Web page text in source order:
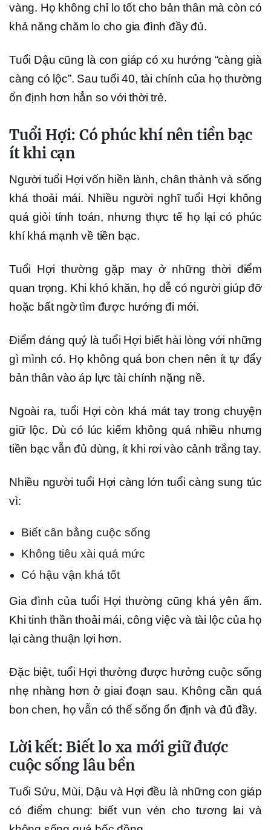
vàng. Họ không chỉ lo tốt cho bản thân mà còn có
khả năng chăm lo cho gia đình đầy đủ.
Tuổi Dậu cũng là con giáp có xu hướng “càng già
càng có lộc”. Sau tuổi 40, tài chính của họ thường
ổn định hơn hẳn so với thời trẻ.
Tuổi Hợi: Có phúc khí nên tiền bạc
ít khi cạn
Người tuổi Hợi vốn hiền lành, chân thành và sống
khá thoải mái. Nhiều người nghĩ tuổi Hợi không
quá giỏi tính toán, nhưng thực tế họ lại có phúc
khí khá mạnh về tiền bạc.
Tuổi Hợi thường gặp may ở những thời điểm
quan trọng. Khi khó khăn, họ dễ có người giúp đỡ
hoặc bất ngờ tìm được hướng đi mới.
Điểm đáng quý là tuổi Hợi biết hài lòng với những
gì mình có. Họ không quá bon chen nên ít tự đẩy
bản thân vào áp lực tài chính nặng nề.
Ngoài ra, tuổi Hợi còn khá mát tay trong chuyện
giữ lộc. Dù có lúc kiếm không quá nhiều nhưng
tiền bạc vẫn đủ dùng, ít khi rơi vào cảnh trắng tay.
Nhiều người tuổi Hợi càng lớn tuổi càng sung túc
vì:
Biết cân bằng cuộc sống
Không tiêu xài quá mức
Có hậu vận khá tốt
Gia đình của tuổi Hợi thường cũng khá yên ấm.
Khi tinh thần thoải mái, công việc và tài lộc của họ
lại càng thuận lợi hơn.
Đặc biệt, tuổi Hợi thường được hưởng cuộc sống
nhẹ nhàng hơn ở giai đoạn sau. Không cần quá
bon chen, họ vẫn có thể sống ổn định và đủ đầy.
Lời kết: Biết lo xa mới giữ được
cuộc sống lâu bền
Tuổi Sửu, Mùi, Dậu và Hợi đều là những con giáp
có điểm chung: biết vun vén cho tương lai và